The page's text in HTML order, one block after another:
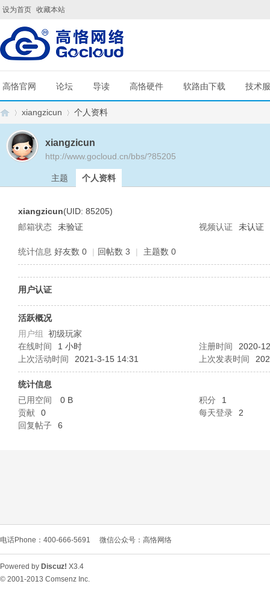
设为首页 收藏本站
高恪官网 论坛 导读 高恪硬件 软路由下载 技术
L
xiangzicun 个人资料
xiangzicun
http://www.gocloud.cn/bbs/?85205
主题 个人资料
xiangzicun(UID: 85205)
邮箱状态
未验证 视频认证 未认证
统计信息 好友数 0 | 回帖数 3 | 主题数 0
用户认证
活跃概况
用户组 初级玩家
在线时间
1 小时 注册时间
2020-
上次活动时间
2021-3-15 14:31 上次发表时间
统计信息
已用空间
0 B 积分
1
贡献
0 每天登录
2
回复帖子
6
电话Phone：400-666-5691 微信公众号：高恪网络
Powered by Discuz! X3.4
© 2001-2013 Comsenz Inc.